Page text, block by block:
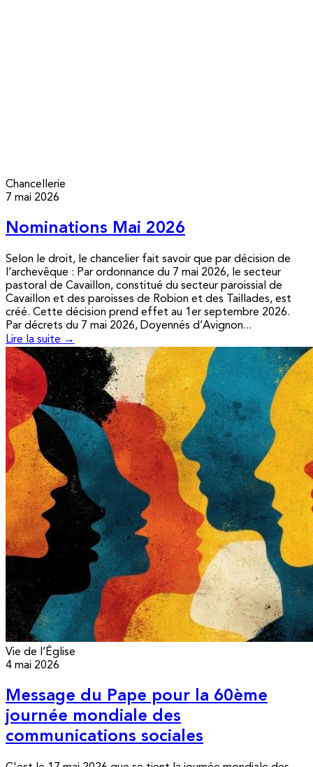
Chancellerie
7 mai 2026
Nominations Mai 2026
Selon le droit, le chancelier fait savoir que par décision de
l’archevêque : Par ordonnance du 7 mai 2026, le secteur
pastoral de Cavaillon, constitué du secteur paroissial de
Cavaillon et des paroisses de Robion et des Taillades, est
créé. Cette décision prend effet au 1er septembre 2026.
Par décrets du 7 mai 2026, Doyennés d’Avignon...
Lire la suite →
Vie de l’Église
4 mai 2026
Message du Pape pour la 60ème
journée mondiale des
communications sociales